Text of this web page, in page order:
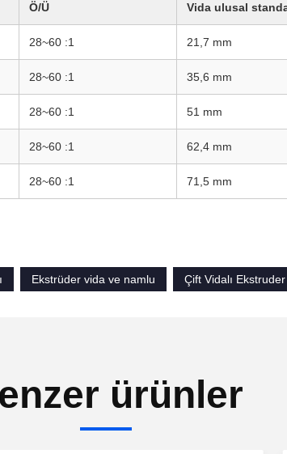
Ö/Ü Vida ulusal
28~60 :1 21,7 mm
28~60 :1 35,6 mm
28~60 :1 51 mm
28~60 :1 62,4 mm
28~60 :1 71,5 mm
Ekstrüder vida ve namlu Çift Vidalı
ürünler